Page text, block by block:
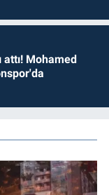
attı! Mohamed